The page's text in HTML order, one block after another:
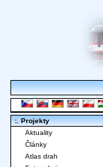
:. Projekty
Aktuality
Články
Atlas drah